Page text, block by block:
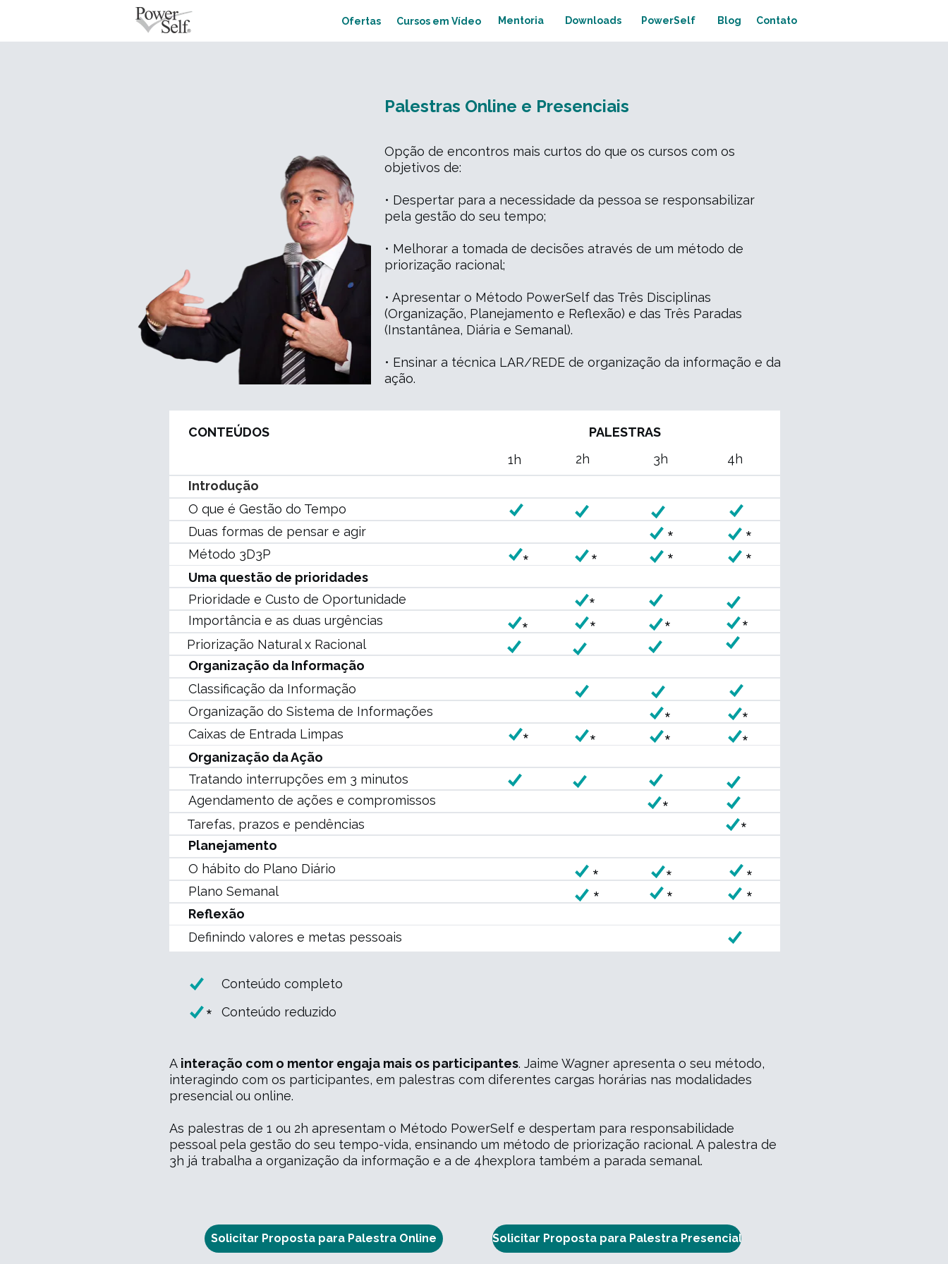
Ofertas Cursos em Vídeo Contato
PowerSelf
Downloads Blog
Mentoria
Palestras Online e Presenciais
Opção de encontros mais curtos do que os cursos com os
objetivos de:
• Despertar para a necessidade da pessoa se responsabilizar
pela gestão do seu tempo;
• Melhorar a tomada de decisões através de um método de
priorização racional;
• Apresentar o Método PowerSelf das Três Disciplinas
(Organização, Planejamento e Reflexão) e das Três Paradas
(Instantânea, Diária e Semanal).
• Ensinar a técnica LAR/REDE de organização da informação e da
ação.
CONTEÚDOS PALESTRAS
Introdução
1h 2h 3h 4h
O que é Gestão do Tempo
Duas formas de pensar e agir
Método 3D3P
Uma questão de prioridades
Prioridade e Custo de Oportunidade
Importância e as duas urgências
Priorização Natural x Racional
Solicitar Proposta para Palestra Online Solicitar Proposta para Palestra Presencial
Organização da Informação
Classificação da Informação
Organização do Sistema de Informações
Caixas de Entrada Limpas
Organização da Ação
Tratando interrupções em 3 minutos
Agendamento de ações e compromissos
Tarefas, prazos e pendências
Planejamento
O hábito do Plano Diário
Plano Semanal
Reflexão
Definindo valores e metas pessoais
A interação com o mentor engaja mais os participantes. Jaime Wagner apresenta o seu método,
interagindo com os participantes, em palestras com diferentes cargas horárias nas modalidades
presencial ou online.
As palestras de 1 ou 2h apresentam o Método PowerSelf e despertam para responsabilidade
pessoal pela gestão do seu tempo-vida, ensinando um método de priorização racional. A palestra de
3h já trabalha a organização da informação e a de 4hexplora também a parada semanal.
Conteúdo completo
* Conteúdo reduzido
*
*
* *
*
*
*
*
* * *
*
*
*
*
*
*
*
*
*
* *
* * *